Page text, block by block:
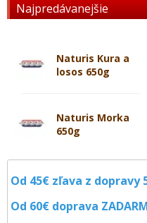
Od 45€ zľava z dopravy
Od 60€ doprava
Najpredávanejšie
Naturis Kura a
losos 650g
Naturis Morka
650g